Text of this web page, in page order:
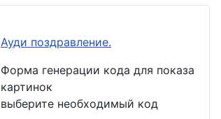
Ауди поздравление.
Форма генерации кода для показа
картинок
выберите необходимый код